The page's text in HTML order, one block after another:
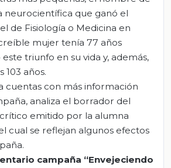
neurocientífica que ganó el
de Fisiología o Medicina en
mujer tenía 77 años
triunfo en su vida y, además,
103 años.
cuentas con más información
analiza el borrador del
emitido por la alumna
cual se reflejan algunos efectos
campaña “Envejeciendo